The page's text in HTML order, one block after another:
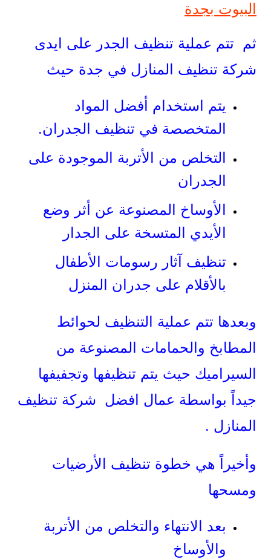
البيوت بجدة
ثم تتم عملية تنظيف الجدر على ايدى
شركة تنظيف المنازل في جدة حيث
يتم استخدام أفضل المواد
المتخصصة في تنظيف الجدران.
التخلص من الأتربة الموجودة على
الجدران
الأوساخ المصنوعة عن أثر وضع
الأيدي المتسخة على الجدار
تنظيف آثار رسومات الأطفال
بالأقلام على جدران المنزل
وبعدها تتم عملية التنظيف لحوائط
المطابخ والحمامات المصنوعة من
السيراميك حيث يتم تنظيفها وتجفيفها
جيداً بواسطة عمال افضل شركة تنظيف
المنازل .
وأخيراً هي خطوة تنظيف الأرضيات
ومسحها
بعد الانتهاء والتخلص من الأتربة
والأوساخ